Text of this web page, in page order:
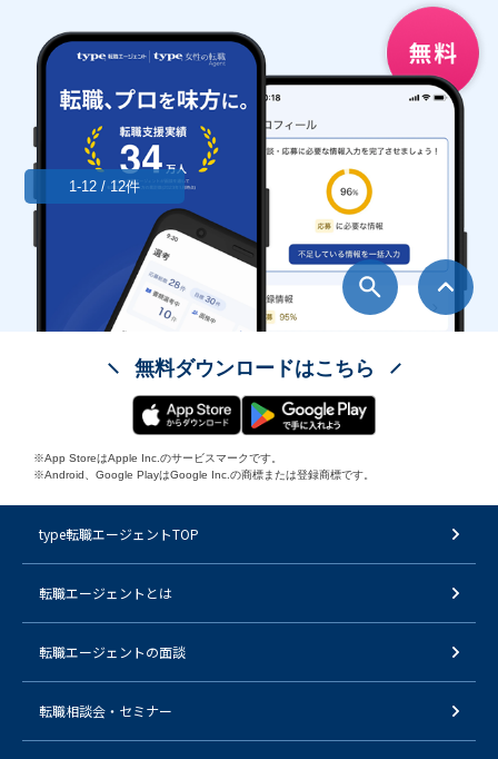
1-12 / 12件
無料ダウンロードはこちら
※App StoreはApple Inc.のサービスマークです。
※Android、Google PlayはGoogle Inc.の商標または登録商標です。
type転職エージェントTOP
転職エージェントとは
転職エージェントの面談
転職相談会・セミナー